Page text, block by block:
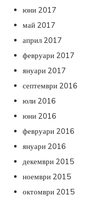
юни 2017
май 2017
април 2017
февруари 2017
януари 2017
септември 2016
юли 2016
юни 2016
февруари 2016
януари 2016
декември 2015
ноември 2015
октомври 2015